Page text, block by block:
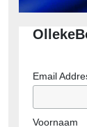
Email
Voornaam